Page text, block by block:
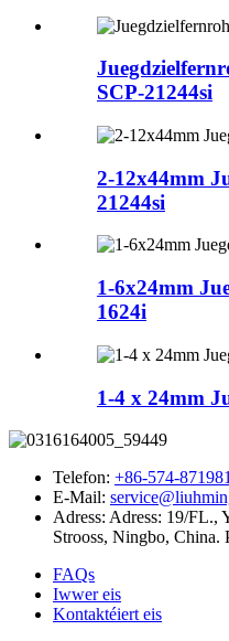
SCP-21244si
2-12x44mm
21244si
1-6x24mm
1624i
1-4 x 24mm
Telefon: +86-574-
E-Mail:
Adress: Adress: 19/FL.,
Strooss, Ningbo, China.
FAQs
Iwwer eis
Kontaktéiert eis